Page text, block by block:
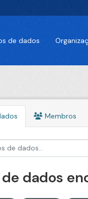
de dados
Membros
dados